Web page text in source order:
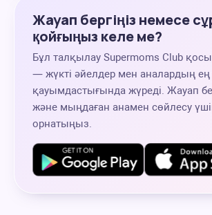
Жауап бергіңіз немесе
қойғыңыз келе ме?
Бұл талқылау Supermoms Club
— жүкті әйелдер мен аналардың ең
қауымдастығында жүреді. Жауап
және мыңдаған анамен сөйлесу
орнатыңыз.